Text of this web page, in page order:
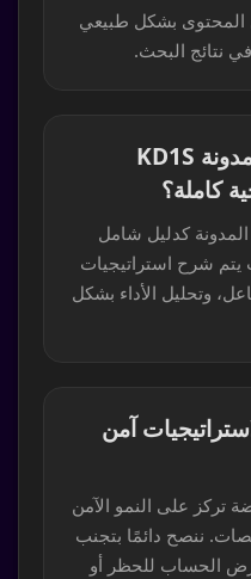
المحتوى بشكل طبيعي
نتائج البحث.
6️⃣ هل المقالات في مدونة KD1S
كاملة؟
كدليل شامل
يتم شرح استراتيجيات
وتحليل الأداء بشكل
آمن
تركز على النمو الآمن
ننصح دائمًا بتجنب
الحساب للحظر أو